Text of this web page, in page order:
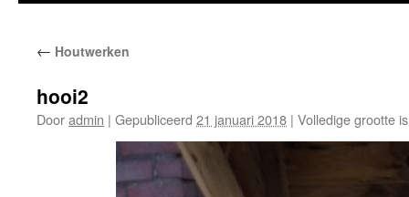
← Houtwerken
hooi2
Dooradmin | Gepubliceerd 21 januari 2018 | Volledige grootte